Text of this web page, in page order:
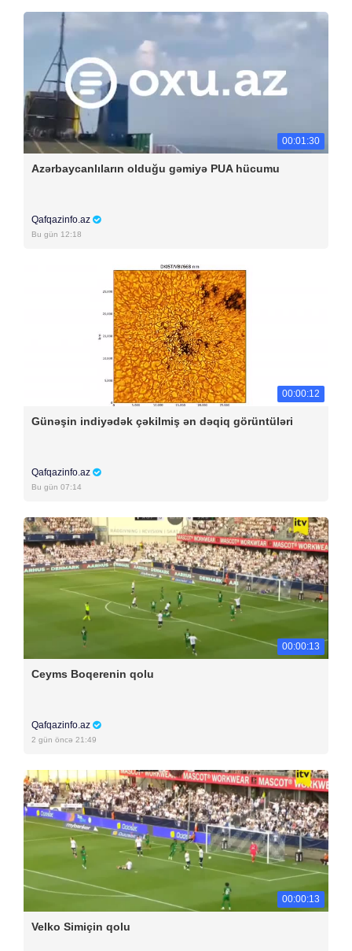
00:01:30
Azərbaycanlıların olduğu gəmiyə PUA hücumu
Qafqazinfo.az
Bu gün 12:18
00:00:12
Günəşin indiyədək çəkilmiş ən dəqiq görüntüləri
Qafqazinfo.az
Bu gün 07:14
00:00:13
Ceyms Boqerenin qolu
Qafqazinfo.az
2 gün öncə 21:49
00:00:13
Velko Simiçin qolu